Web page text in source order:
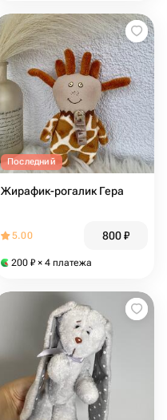
Последний
Жирафик-рогалик Гера
5.00 800₽
200 ₽ × 4 платежа